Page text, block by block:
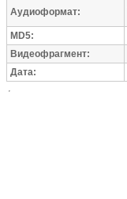
Аудиоформат:
MD5:
Видеофрагмент:
Дата: